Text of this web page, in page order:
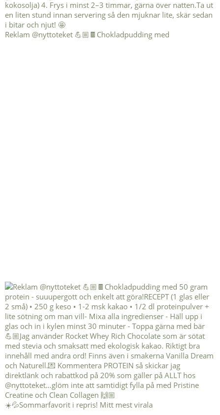
Reklam @nyttoteket 💪🏼🍫Chokladpudding med
☀️💦Sommarfavorit i repris! Mitt mest virala